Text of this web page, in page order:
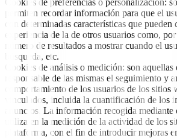
Cookies de preferencias o personalización:
permiten recordar información para que el
con determinadas características que pueden
experiencia de la de otros usuarios como,
número de resultados a mostrar cuando el
búsqueda, etc.
Cookies de análisis o medición: son
responsable de las mismas el seguimiento y
comportamiento de los usuarios de los sitios
vinculados, incluida la cuantificación de los
anuncios. La información recogida mediante
utiliza en la medición de la actividad de los
plataforma, con el fin de introducir mejoras